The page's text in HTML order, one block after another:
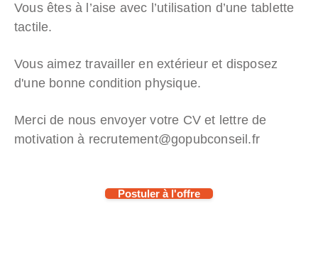
Vous êtes à l’aise avec l’utilisation d’une tablette
tactile.
Vous aimez travailler en extérieur et disposez
d'une bonne condition physique.
Merci de nous envoyer votre CV et lettre de
motivation à recrutement@gopubconseil.fr
Postuler à l'offre